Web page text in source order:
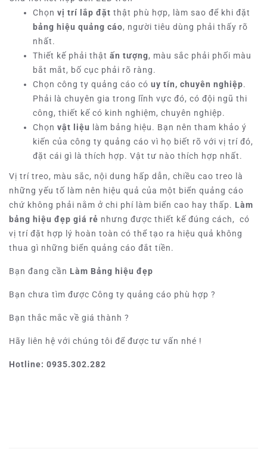
Chọn vị trí lắp đặt thật phù hợp, làm sao để khi đặt
bảng hiệu quảng cáo, người tiêu dùng phải thấy rõ
nhất.
Thiết kế phải thật ấn tượng, màu sắc phải phối màu
bắt mắt, bố cục phải rõ ràng.
Chọn công ty quảng cáo có uy tín, chuyên nghiệp.
Phải là chuyên gia trong lĩnh vực đó, có đội ngũ thi
công, thiết kế có kinh nghiệm, chuyên nghiệp.
Chọn vật liệu
làm bảng hiệu. Bạn nên tham khảo ý
kiến của công ty quảng cáo vì họ biết rõ với vị trí đó,
đặt cái gì là thích hợp. Vật tư nào thích hợp nhất.
Vị trí treo, màu sắc, nội dung hấp dẫn, chiều cao treo là
những yếu tố làm nên hiệu quả của một biển quảng cáo
chứ không phải nằm ở chi phí làm biển cao hay thấp. Làm
bảng hiệu đẹp giá rẻ nhưng được thiết kế đúng cách, có
vị trí đặt hợp lý hoàn toàn có thể tạo ra hiệu quả không
thua gì những biển quảng cáo đắt tiền.
Bạn đang cần Làm Bảng hiệu đẹp
Bạn chưa tìm được Công ty quảng cáo phù hợp ?
Bạn thắc mắc về giá thành ?
Hãy liên hệ với chúng tôi để được tư vấn nhé !
Hotline: 0935.302.282